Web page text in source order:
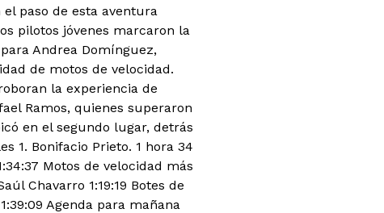
paso de esta aventura
pilotos jóvenes marcaron la
Andrea Domínguez,
de motos de velocidad.
la experiencia de
Ramos, quienes superaron
en el segundo lugar, detrás
1. Bonifacio Prieto. 1 hora 34
Motos de velocidad más
Chavarro 1:19:19 Botes de
Agenda para mañana